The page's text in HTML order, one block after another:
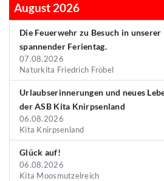
August 2026
Die Feuerwehr zu Besuch in
spannender Ferientag.
07.08.2026
Naturkita Friedrich Fröbel
Urlaubserinnerungen und neues
der ASB Kita Knirpsenland
06.08.2026
Kita Knirpsenland
Glück auf!
06.08.2026
Kita Moosmutzelreich